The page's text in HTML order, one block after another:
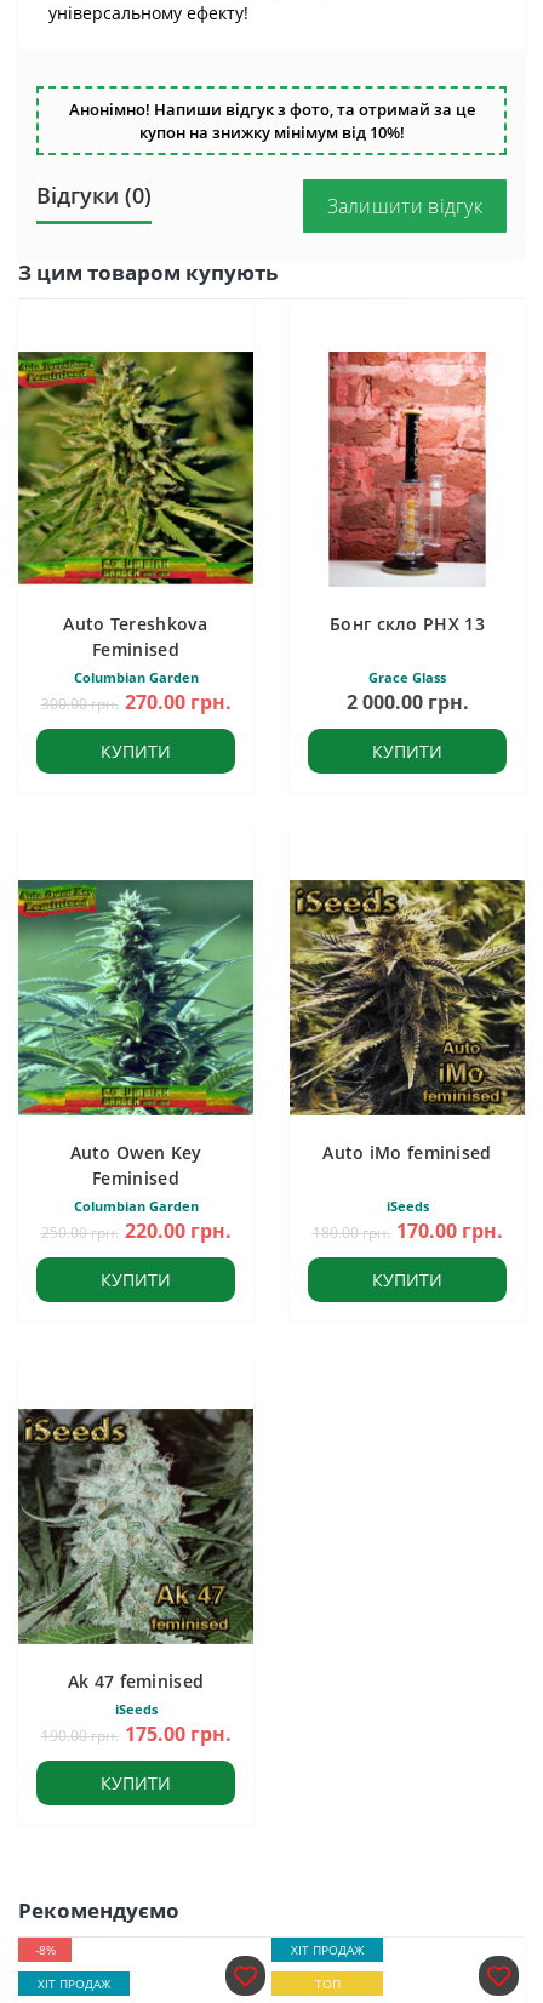
універсальному ефекту!
Анонімно! Напиши відгук з фото, та отримай за це
купон на знижку мінімум від 10%!
Відгуки (0) Залишити відгук
З цим товаром купують
Auto Tereshkova
Feminised
Columbian Garden
300.00 грн. 270.00 грн.
КУПИТИ
Бонг скло PHX 13
Grace Glass
2 000.00 грн.
КУПИТИ
Auto Owen Key
Feminised
Columbian Garden
250.00 грн. 220.00 грн.
КУПИТИ
Auto iMo feminised
iSeeds
180.00 грн. 170.00 грн.
КУПИТИ
Ak 47 feminised
iSeeds
190.00 грн. 175.00 грн.
КУПИТИ
Рекомендуємо
-8%
ХІТ ПРОДАЖ
ХІТ ПРОДАЖ
ТОП